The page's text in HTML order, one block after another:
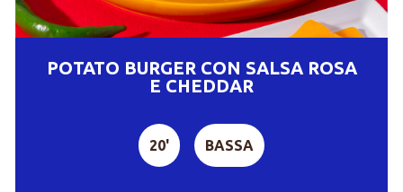
POTATO BURGER CON SALSA ROSA
E CHEDDAR
20' BASSA